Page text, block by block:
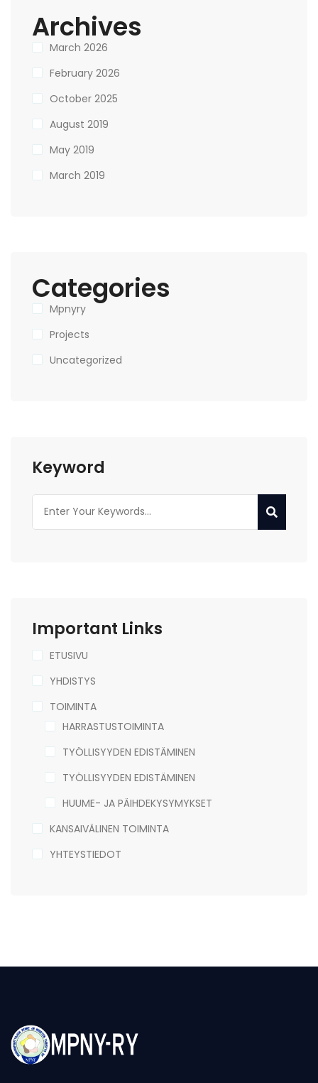
Archives
March 2026
February 2026
October 2025
August 2019
May 2019
March 2019
Categories
Mpnyry
Projects
Uncategorized
Keyword
Important Links
ETUSIVU
YHDISTYS
TOIMINTA
HARRASTUSTOIMINTA
TYÖLLISYYDEN EDISTÄMINEN
TYÖLLISYYDEN EDISTÄMINEN
HUUME- JA PÄIHDEKYSYMYKSET
KANSAIVÄLINEN TOIMINTA
YHTEYSTIEDOT